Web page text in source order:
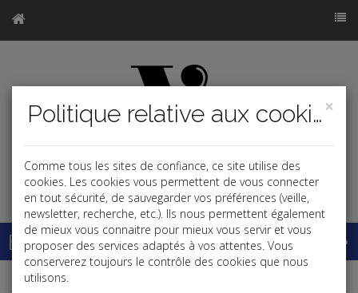
Base documentaire
×
Politique relative aux cookies
Comme tous les sites de confiance, ce site utilise des
cookies. Les cookies vous permettent de vous connecter
en tout sécurité, de sauvegarder vos préférences (veille,
newsletter, recherche, etc.). Ils nous permettent également
de mieux vous connaitre pour mieux vous servir et vous
proposer des services adaptés à vos attentes. Vous
conserverez toujours le contrôle des cookies que nous
utilisons.